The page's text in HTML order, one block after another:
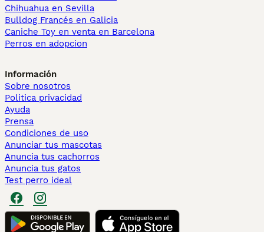
Chihuahua en Sevilla
Bulldog Francés en Galicia
Caniche Toy en venta en Barcelona
Perros en adopcion
Información
Sobre nosotros
Politica privacidad
Ayuda
Prensa
Condiciones de uso
Anunciar tus mascotas
Anuncia tus cachorros
Anuncia tus gatos
Test perro ideal